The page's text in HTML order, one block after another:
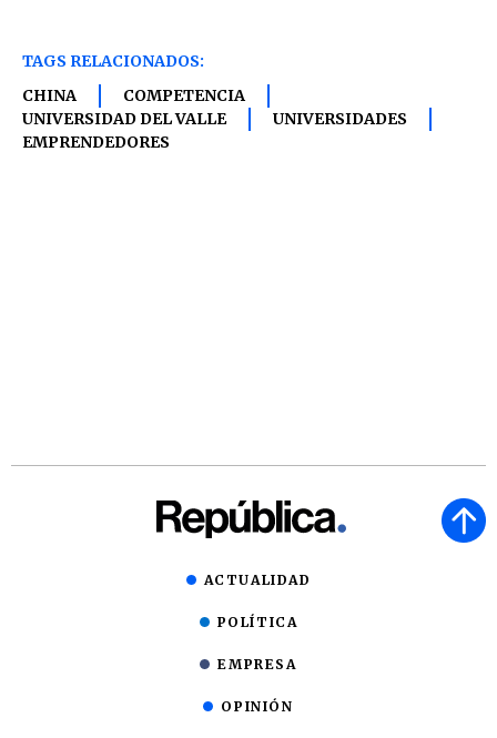
TAGS RELACIONADOS:
CHINA
COMPETENCIA
UNIVERSIDAD DEL VALLE
UNIVERSIDADES
EMPRENDEDORES
ACTUALIDAD
POLÍTICA
EMPRESA
OPINIÓN